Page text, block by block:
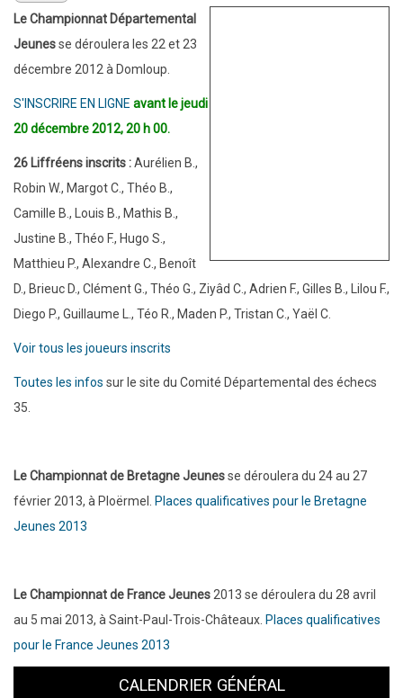
Le Championnat Départemental
Jeunesse déroulera les 22 et 23
décembre 2012 à Domloup.
S'INSCRIRE EN LIGNE avant le jeudi
20 décembre 2012, 20 h 00.
26 Liffréens inscrits :Aurélien B.,
Robin W., Margot C., Théo B.,
Camille B., Louis B., Mathis B.,
Justine B., Théo F., Hugo S.,
Matthieu P., Alexandre C., Benoît
D., Brieuc D., Clément G., Théo G., Ziyâd C., Adrien F., Gilles B., Lilou F.,
Diego P., Guillaume L., Téo R., Maden P., Tristan C., Yaël C.
Voir tous les joueurs inscrits
Toutes les infos sur le site du Comité Départemental des échecs
35.
Le Championnat de Bretagne Jeunesse déroulera du 24 au 27
février 2013, à Ploërmel.
Places qualificatives pour le Bretagne
Jeunes 2013
Le Championnat de France Jeunes 2013 se déroulera du 28 avril
au 5 mai 2013, à Saint-Paul-Trois-Châteaux. Places qualificatives
pour le France Jeunes 2013
CALENDRIER GÉNÉRAL